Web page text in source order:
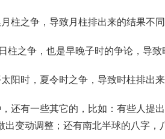
月柱之争，导致月柱排出来的结果不同
柱之争，也是早晚子时的争论，导
阳时 ，夏令时之争，导致时柱排出
还有一些其它的，比如：有些人提
出变动调整；还有南北半球的八字